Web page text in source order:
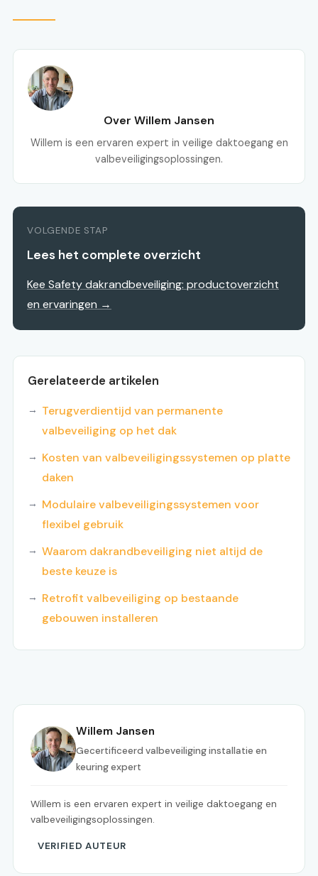
Over Willem Jansen
Willem is een ervaren expert in veilige daktoegang en
valbeveiligingsoplossingen.
VOLGENDE STAP
Lees het complete overzicht
Kee Safety dakrandbeveiliging: productoverzicht
en ervaringen →
Gerelateerde artikelen
Terugverdientijd van permanente
valbeveiliging op het dak
Kosten van valbeveiligingssystemen op platte
daken
Modulaire valbeveiligingssystemen voor
flexibel gebruik
Waarom dakrandbeveiliging niet altijd de
beste keuze is
Retrofit valbeveiliging op bestaande
gebouwen installeren
Willem Jansen
Gecertificeerd valbeveiliging installatie en
keuring expert
Willem is een ervaren expert in veilige daktoegang en
valbeveiligingsoplossingen.
VERIFIED AUTEUR